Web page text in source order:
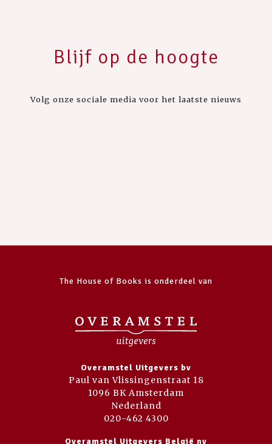
Blijf op de hoogte
Volg onze sociale media voor het laatste nieuws
The House of Books is onderdeel van
Overamstel Uitgevers bv
Paul van Vlissingenstraat 18
1096 BK Amsterdam
Nederland
020-462 4300
Overamstel Uitgevers België nv